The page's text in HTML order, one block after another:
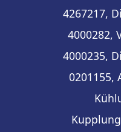
4267217,
4000282,
4000235,
0201155,